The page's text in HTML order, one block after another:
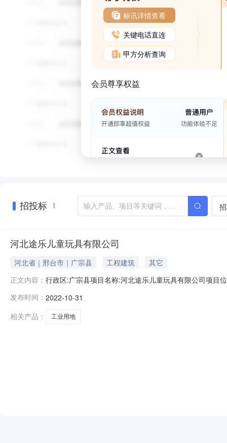
标讯详情查看
关键电话直连
甲方分析查询
会员尊享权益
招投标 1
河北途乐儿童玩具有限公司
河北省｜邢台市｜广宗县 工程建筑
其它
正文内容： 行政区:广宗县项目名称:河北途乐儿童玩具有限公司项目
用权人:约定容积率:下限:1上限:0约定交地时间:2022-
发布时间： 2022-10-31
相关产品：
工业用地